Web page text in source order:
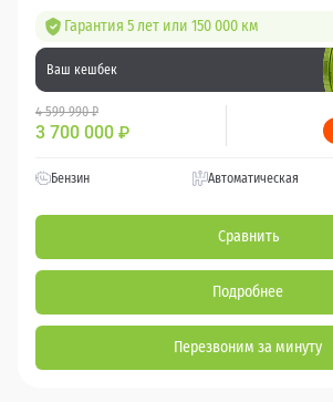
Гарантия 5 лет или 150 000 км
Ваш кешбек
4 599 990 ₽
3 700 000 ₽
Бензин Автоматическая
Сравнить
Подробнее
Перезвоним за минуту